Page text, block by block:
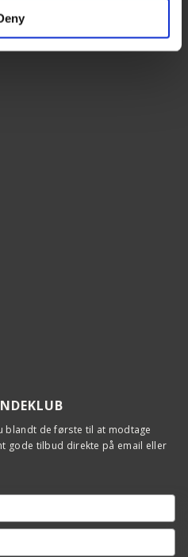
blandt de første til at modtage
gode tilbud direkte på email eller